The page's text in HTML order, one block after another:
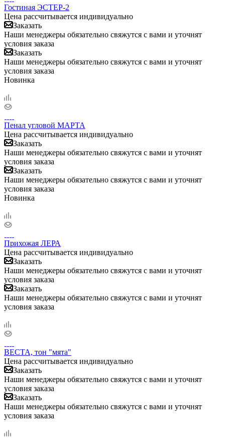
Гостиная ЭСТЕР-2
Цена рассчитывается индивидуально
Заказать
Наши менеджеры обязательно свяжутся с вами и уточнят
условия заказа
Заказать
Наши менеджеры обязательно свяжутся с вами и уточнят
условия заказа
Новинка
Пенал угловой МАРТА
Цена рассчитывается индивидуально
Заказать
Наши менеджеры обязательно свяжутся с вами и уточнят
условия заказа
Заказать
Наши менеджеры обязательно свяжутся с вами и уточнят
условия заказа
Новинка
Прихожая ЛЕРА
Цена рассчитывается индивидуально
Заказать
Наши менеджеры обязательно свяжутся с вами и уточнят
условия заказа
Заказать
Наши менеджеры обязательно свяжутся с вами и уточнят
условия заказа
ВЕСТА, тон "мята"
Цена рассчитывается индивидуально
Заказать
Наши менеджеры обязательно свяжутся с вами и уточнят
условия заказа
Заказать
Наши менеджеры обязательно свяжутся с вами и уточнят
условия заказа